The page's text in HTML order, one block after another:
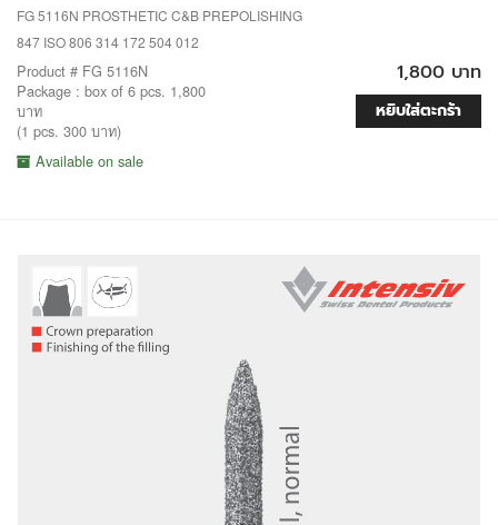
FG 5116N PROSTHETIC C&B PREPOLISHING
847 ISO 806 314 172 504 012
Product # FG 5116N
Package : box of 6 pcs. 1,800
บาท
(1 pcs. 300 บาท)
Available on sale
1,800 บาท
หยิบใส่ตะกร้า